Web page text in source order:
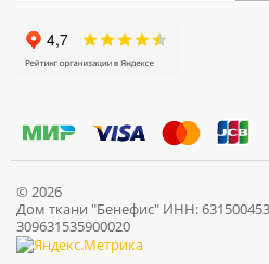
© 2026
Дом ткани "Бенефис" ИНН:
309631535900020